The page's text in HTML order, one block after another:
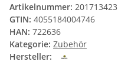
Artikelnummer: 201713423
GTIN: 4055184004746
HAN: 722636
Kategorie: Zubehör
Hersteller: